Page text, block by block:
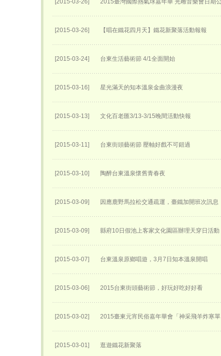
[2015-03-26] 2015臺灣國際熱氣球嘉年華 光雕音樂會日期
[2015-03-26] 【唱在鐵花四月天】鐵花新聚落活動報報
[2015-03-24] 台東生活藝術節 4/1全面開始
[2015-03-16] 星光滿天的知本溫泉金曲浪漫夜
[2015-03-13] 文化百老匯3/13-3/15晚間活動快報
[2015-03-11] 台東街頭藝術節 壓軸好戲不可錯過
[2015-03-10] 陶醉台東溫泉懷舊青春夜
[2015-03-09] 因應鹿野馬拉松交通疏運，臺鐵加開班次訊息
[2015-03-09] 縣府10日假池上客家文化園區辦理天穿日活動
[2015-03-07] 台東溫泉原鄉唱遊，3月7日知本溫泉開唱
[2015-03-06] 2015台東街頭藝術節，好玩好吃好好看
[2015-03-02] 2015臺東元宵民俗嘉年華會「神采飛羊炸寒
[2015-03-01] 逛遊鐵花新聚落